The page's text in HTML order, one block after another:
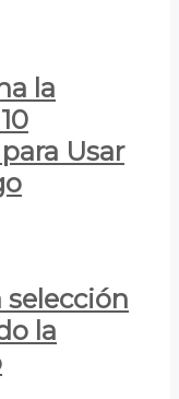
la
Usar
selección
la